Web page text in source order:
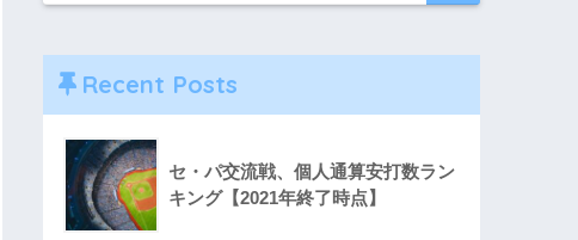
Recent Posts
セ・パ交流戦、個人通算安打数ラン
キング【2021年終了時点】